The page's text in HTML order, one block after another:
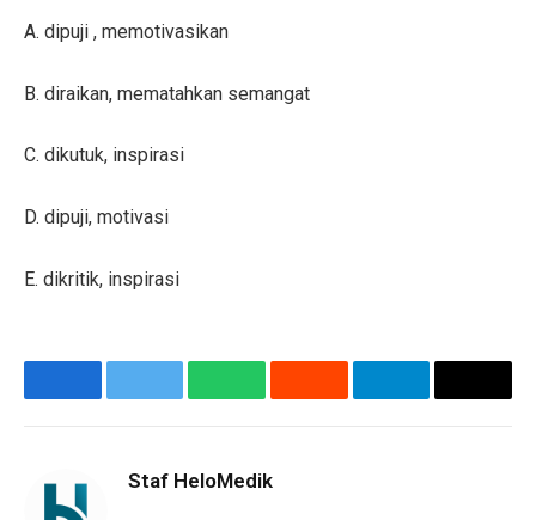
A. dipuji , memotivasikan
B. diraikan, mematahkan semangat
C. dikutuk, inspirasi
D. dipuji, motivasi
E. dikritik, inspirasi
FacebookTwitter WhatsAppReddit TelegramCopy
Staf HeloMedik